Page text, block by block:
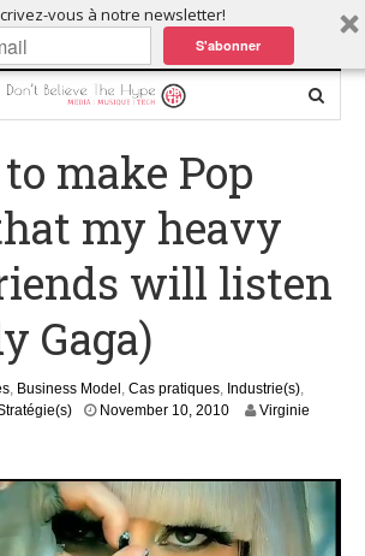
vous à notre newsletter!
S'abonner
make Pop
my heavy
will listen
Gaga)
, Business Model , Cas pratiques, Industrie(s),
November 10, 2010S
b
Virginie